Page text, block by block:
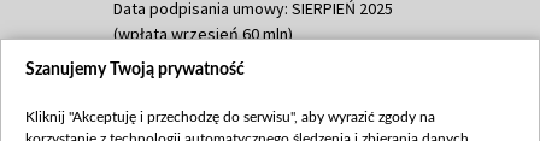
Data podpisania umowy: SIERPIEŃ 2025
(wpłata wrzesień 60 mln)
Dofinansowanie 635 783 051,21 PLN
(wpłata wrzesień 100 mln, październik 350
Szanujemy Twoją prywatność
Kliknij "Akceptuję i przechodzę do serwisu", aby wyrazić zgody na